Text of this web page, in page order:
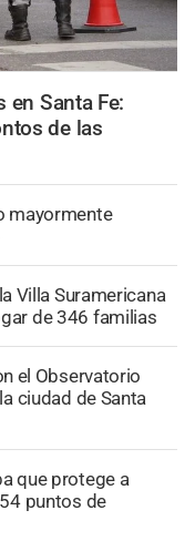
en Santa Fe:
de las
mayormente
Villa Suramericana
de 346 familias
el Observatorio
ciudad de Santa
que protege a
puntos de